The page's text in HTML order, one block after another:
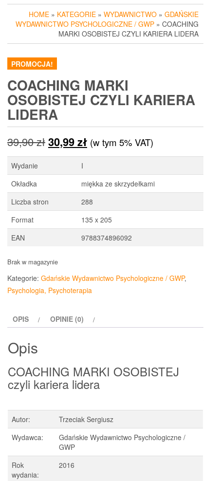
HOME » KATEGORIE » WYDAWNICTWO » GDAŃSKIE
WYDAWNICTWO PSYCHOLOGICZNE / GWP » COACHING
MARKI OSOBISTEJ CZYLI KARIERA LIDERA
PROMOCJA!
COACHING MARKI
OSOBISTEJ CZYLI KARIERA
LIDERA
39,90złPierwotna
cena
wynosiła:
39,90 zł.
30,99złAktualna
cena
wynosi:
30,99 zł.
(w tym 5% VAT)
Wydanie
I
Okładka
miękka ze skrzydełkami
Liczba stron
288
Format
135 x 205
EAN
9788374896092
Brak w magazynie
Kategorie: Gdańskie Wydawnictwo Psychologiczne / GWP,
Psychologia, Psychoterapia
OPIS OPINIE (0)
Opis
COACHING MARKI OSOBISTEJ
czyli kariera lidera
Autor:
Trzeciak Sergiusz
Wydawca:
Gdańskie Wydawnictwo Psychologiczne /
GWP
Rok
wydania:
2016